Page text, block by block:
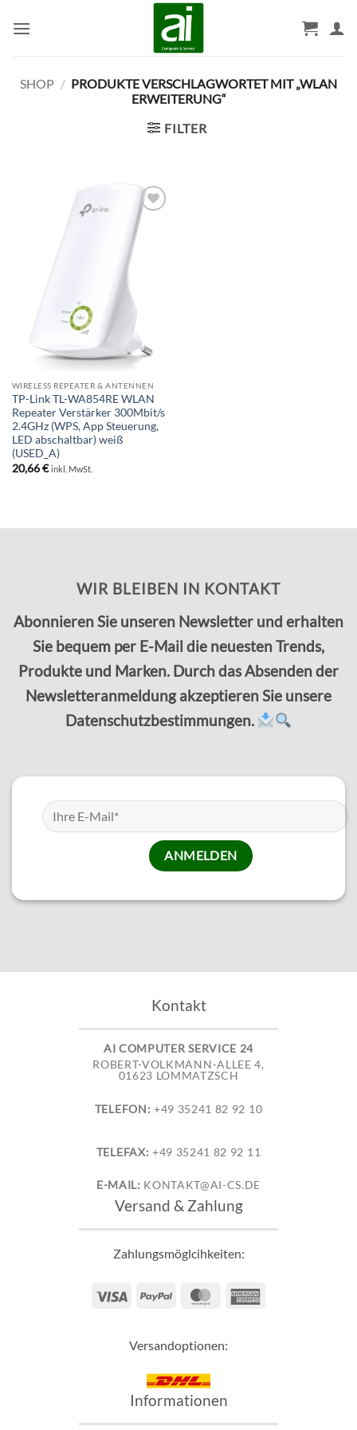
Inhalt
SHOP / PRODUKTE VERSCHLAGWORTET MIT „WLAN
ERWEITERUNG“
FILTER
BESTELLLISTE
WIRELESS REPEATER & ANTENNEN
TP-Link TL-WA854RE WLAN
Repeater Verstärker 300Mbit/s
2.4GHz (WPS, App Steuerung,
LED abschaltbar) weiß
(USED_A)
20,66€ inkl. MwSt.
WIR BLEIBEN IN KONTAKT
Abonnieren Sie unseren Newsletter und erhalten
Sie bequem per E-Mail die neuesten Trends,
Produkte und Marken. Durch das Absenden der
Newsletteranmeldung akzeptieren Sie unsere
Datenschutzbestimmungen.
Kontakt
AI COMPUTER SERVICE 24
ROBERT-VOLKMANN-ALLEE 4,
01623 LOMMATZSCH
TELEFON: +49 35241 82 92 10
TELEFAX: +49 35241 82 92 11
E-MAIL: KONTAKT@AI-CS.DE
Versand & Zahlung
Zahlungsmöglcihkeiten:
Visa PayPal MasterCard
Versandoptionen:
Informationen